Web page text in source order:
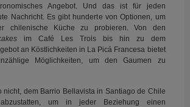
Angebot. Und das ist für jeden
Nachricht. Es gibt hunderte von Optionen, um
chilenische Küche zu probieren. Von den
im Café Les Trois bis hin zu dem
an Köstlichkeiten in La Picá Francesa bietet
Möglichkeiten, um den Gaumen zu
nicht, dem Barrio Bellavista in Santiago de Chile
um in jeder Beziehung einen